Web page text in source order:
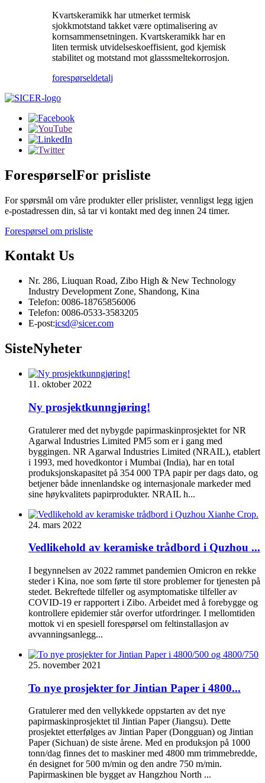
Kvartskeramikk har utmerket termisk
sjokkmotstand takket være optimalisering av
kornsammensetningen. Kvartskeramikk har en
liten termisk utvidelseskoeffisient, god kjemisk
stabilitet og motstand mot glasssmeltekorrosjon.
forespørseldetalj
ForespørselFor prisliste
For spørsmål om våre produkter eller prislister, vennligst legg igjen
e-postadressen din, så tar vi kontakt med deg innen 24 timer.
Forespørsel om prisliste
Kontakt Us
Nr. 286, Liuquan Road, Zibo High & New Technology
Industry Development Zone, Shandong, Kina
Telefon: 0086-18765856006
Telefon: 0086-0533-3583205
E-post:icsd@sicer.com
SisteNyheter
11. oktober 2022
Ny prosjektkunngjøring!
Gratulerer med det nybygde papirmaskinprosjektet for NR
Agarwal Industries Limited PM5 som er i gang med
byggingen. NR Agarwal Industries Limited (NRAIL), etablert
i 1993, med hovedkontor i Mumbai (India), har en total
produksjonskapasitet på 354 000 TPA papir per dags dato, og
betjener både innenlandske og internasjonale markeder med
sine høykvalitets papirprodukter. NRAIL h...
24. mars 2022
Vedlikehold av keramiske trådbord i Quzhou ...
I begynnelsen av 2022 rammet pandemien Omicron en rekke
steder i Kina, noe som førte til store problemer for tjenesten på
stedet. Bekreftede tilfeller og asymptomatiske tilfeller av
COVID-19 er rapportert i Zibo. Arbeidet med å forebygge og
kontrollere epidemier står overfor utfordringer. I mellomtiden
mottok vi en spesiell forespørsel om feltinstallasjon av
avvanningsanlegg...
25. november 2021
To nye prosjekter for Jintian Paper i 4800...
Gratulerer med den vellykkede oppstarten av det nye
papirmaskinprosjektet til Jintian Paper (Jiangsu). Dette
prosjektet etterfølges av Jintian Paper (Dongguan) og Jintian
Paper (Sichuan) de siste årene. Med en produksjon på 1000
tonn/dag finnes det to maskiner med 4800 mm trimmebredde,
én designet for 500 m/min og den andre 750 m/min.
Papirmaskinen ble bygget av Hangzhou North ...